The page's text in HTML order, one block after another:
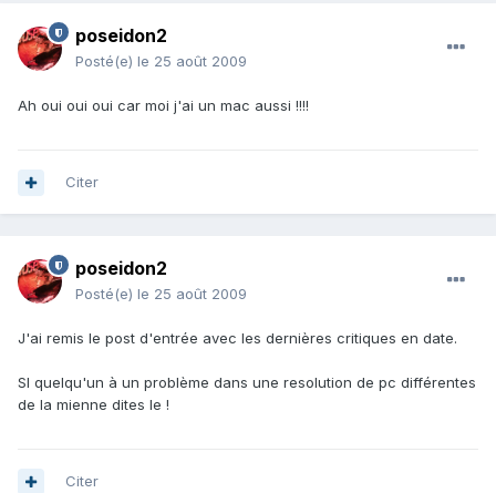
poseidon2
Posté(e) le 25 août 2009
Ah oui oui oui car moi j'ai un mac aussi !!!!
Citer
poseidon2
Posté(e) le 25 août 2009
J'ai remis le post d'entrée avec les dernières critiques en date.
SI quelqu'un à un problème dans une resolution de pc différentes
de la mienne dites le !
Citer